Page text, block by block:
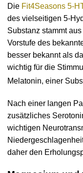
Die Fit4Seasons 5-
des vielseitigen 5-
Substanz stammt
Vorstufe des
besser bekannt als
wichtig für die
Melatonin, einer
Nach einer langen
zusätzliches
wichtigen
daher den